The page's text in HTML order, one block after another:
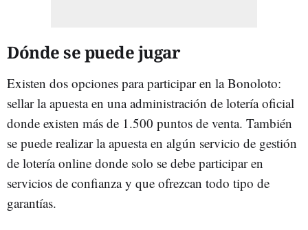
Dónde se puede jugar
Existen dos opciones para participar en la Bonoloto:
sellar la apuesta en una administración de lotería oficial
donde existen más de 1.500 puntos de venta. También
se puede realizar la apuesta en algún servicio de gestión
de lotería online donde solo se debe participar en
servicios de confianza y que ofrezcan todo tipo de
garantías.